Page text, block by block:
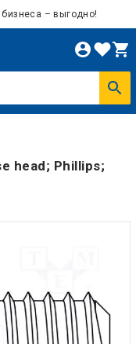
– выгодно!
head; Phillips;